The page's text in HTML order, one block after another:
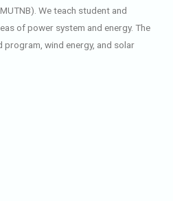
We teach student and
of power system and energy. The
wind energy, and solar